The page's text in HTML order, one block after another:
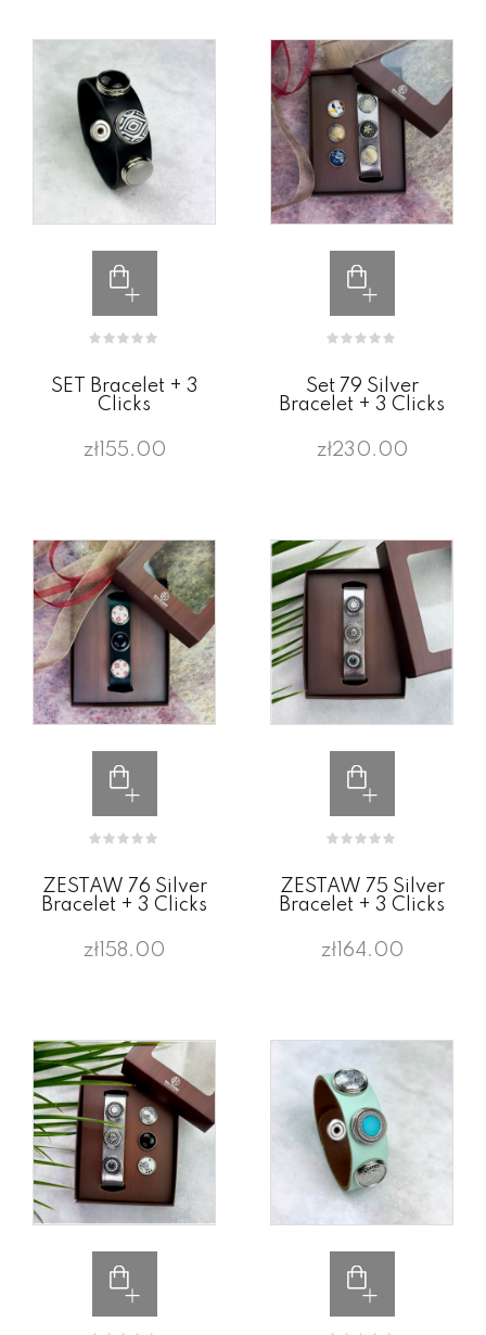
SET Bracelet + 3
Clicks
zł155.00
Set 79 Silver
Bracelet + 3 Clicks
zł230.00
ZESTAW 76 Silver
Bracelet + 3 Clicks
zł158.00
ZESTAW 75 Silver
Bracelet + 3 Clicks
zł164.00